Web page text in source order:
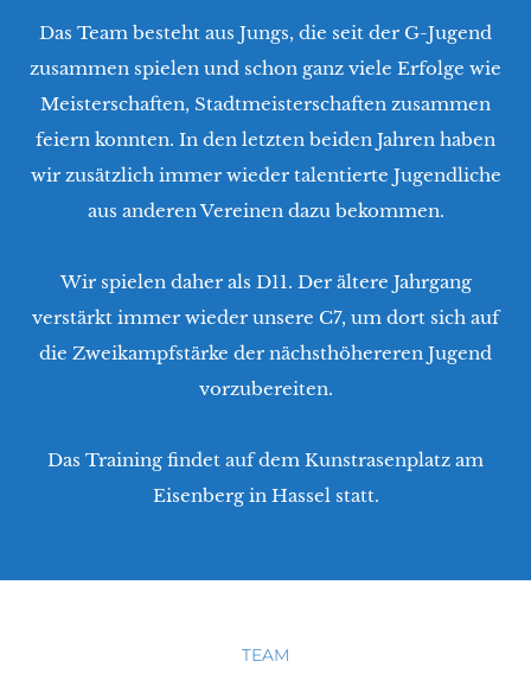
Eisenberg
Das Team besteht aus Jungs, die seit der G-Jugend
zusammen spielen und schon ganz viele Erfolge wie
Meisterschaften, Stadtmeisterschaften zusammen
feiern konnten. In den letzten beiden Jahren haben
wir zusätzlich immer wieder talentierte Jugendliche
aus anderen Vereinen dazu bekommen.
Wir spielen daher als D11. Der ältere Jahrgang
verstärkt immer wieder unsere C7, um dort sich auf
die Zweikampfstärke der nächsthöhereren Jugend
vorzubereiten.
Das Training findet auf dem Kunstrasenplatz am
Eisenberg in Hassel statt.
TEAM